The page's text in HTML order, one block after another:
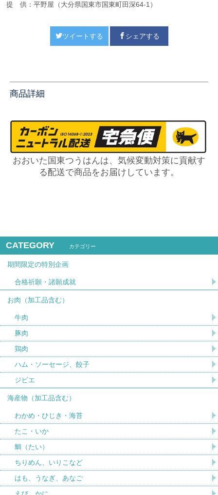
提 供：平野屋（大分県国東市国東町田深64-1）
ツイートする シェアする
商品詳細
おおいた国東つうはんは、気候変動対策に貢献す
る配送で商品をお届けしています。
CATEGORY カテゴリー
期間限定の特別企画
合格祈願・諸願成就
お肉（加工品含む）
牛肉
豚肉
鶏肉
ハム・ソーセージ、餃子
ジビエ
海産物（加工品含む）
わかめ・ひじき・海苔
たこ・いか
鯛（たい）
ちりめん、いりこなど
はも、うなぎ、あなご
えび、かに